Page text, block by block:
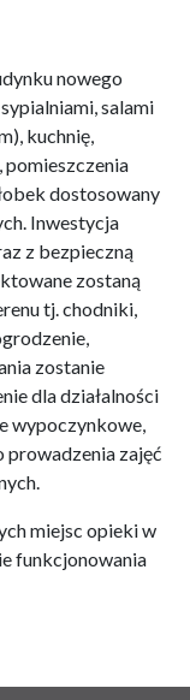
nowego
salami
kuchnię,
dostosowany
Inwestycja
z bezpieczną
zostaną
tj. chodniki,
zostanie
dla działalności
wypoczynkowe,
prowadzenia zajęć
miejsc opieki w
funkcjonowania